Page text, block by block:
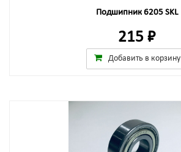
Подшипник 6205 SKL
215 ₽
Добавить в корзину